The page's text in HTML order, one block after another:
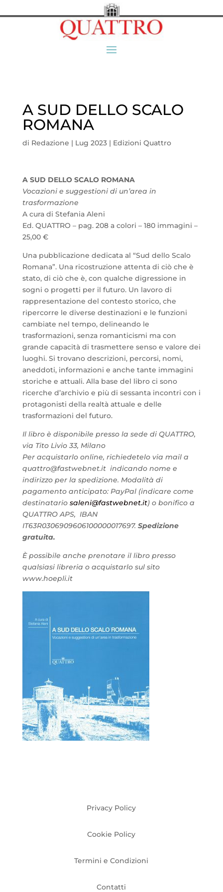
A SUD DELLO SCALO
ROMANA
di Redazione | Lug 2023| Edizioni Quattro
A SUD DELLO SCALO ROMANA
Vocazioni e suggestioni di un’area in
trasformazione
A cura di Stefania Aleni
Ed. QUATTRO – pag. 208 a colori – 180 immagini –
25,00 €
Una pubblicazione dedicata al “Sud dello Scalo
Romana”. Una ricostruzione attenta di ciò che è
stato, di ciò che è, con qualche digressione in
sogni o progetti per il futuro. Un lavoro di
rappresentazione del contesto storico, che
ripercorre le diverse destinazioni e le funzioni
cambiate nel tempo, delineando le
trasformazioni, senza romanticismi ma con
grande capacità di trasmettere senso e valore dei
luoghi. Si trovano descrizioni, percorsi, nomi,
aneddoti, informazioni e anche tante immagini
storiche e attuali. Alla base del libro ci sono
ricerche d’archivio e più di sessanta incontri con i
protagonisti della realtà attuale e delle
trasformazioni del futuro.
Il libro è disponibile presso la sede di QUATTRO,
via Tito Livio 33, Milano
Per acquistarlo online, richiedetelo via mail a
quattro@fastwebnet.it indicando nome e
indirizzo per la spedizione. Modalità di
pagamento anticipato: PayPal (indicare come
destinatario saleni@fastwebnet.it) o bonifico a
QUATTRO APS, IBAN
IT63R0306909606100000017697. Spedizione
gratuita.
È possibile anche prenotare il libro presso
qualsiasi libreria o acquistarlo sul sito
www.hoepli.it
Privacy Policy
Cookie Policy
Termini e Condizioni
Contatti